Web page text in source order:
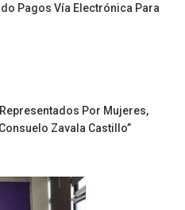
Pagos Vía Electrónica Para
Por Mujeres,
Zavala Castillo”